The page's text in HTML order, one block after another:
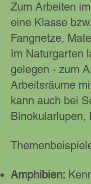
Zum Arbeiten
eine Klasse
Fangnetze,
Im Naturgarten
gelegen - zum
Arbeitsräume
kann auch bei
Binokularlupen,
Amphibien: